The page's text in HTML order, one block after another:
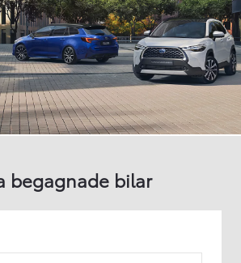
begagnade bilar